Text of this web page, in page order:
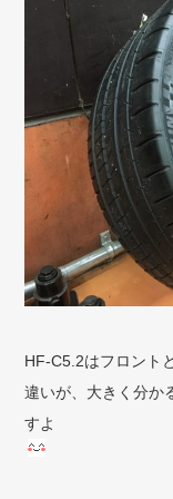
HF-C5.2はフロント
違いが、大きく分か
すよ